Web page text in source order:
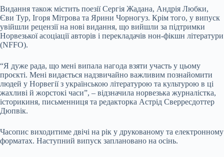
Видання також містить поезії Сергія Жадана, Андрія Любки,
Єви Тур, Ігоря Мітрова та Ярини Чорногуз. Крім того, у випуск
увійшли рецензії на нові видання, що вийшли за підтримки
Норвезької асоціації авторів і перекладачів нон-фікшн літератури
(NFFO).
“Я дуже рада, що мені випала нагода взяти участь у цьому
проєкті. Мені видається надзвичайно важливим познайомити
людей у Норвегії з українською літературою та культурою в ці
жахливі й жорстокі часи”, – відзначила норвезька журналістка,
історикиня, письменниця та редакторка Астрід Сверресдоттер
Дюпвік.
Часопис виходитиме двічі на рік у друкованому та електронному
форматах. Наступний випуск заплановано на осінь.